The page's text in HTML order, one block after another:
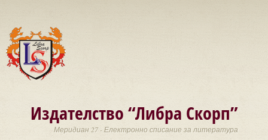
Издателство “Либра Скорп”
Меридиан 27 - Електронно списание за литература